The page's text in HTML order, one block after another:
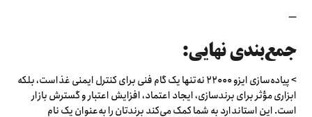
—
جمع‌بندی نهایی:
> پیاده‌سازی ایزو ۲۲۰۰۰ نه‌تنها یک گام فنی برای کنترل ایمنی غذاست، بلکه
ابزاری مؤثر برای برندسازی، ایجاد اعتماد، افزایش اعتبار و گسترش بازار
است. این استاندارد به شما کمک می‌کند برندتان را به‌عنوان یک نام